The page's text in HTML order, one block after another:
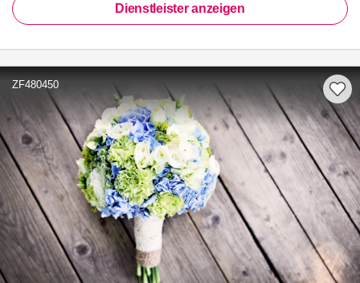
Dienstleister anzeigen
ZF480450